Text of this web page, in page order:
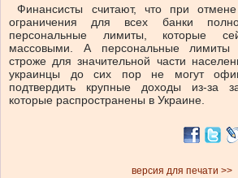
Финансисты считают, что при
ограничения для всех банки
персональные лимиты, которые
массовыми. А персональные лимиты
строже для значительной части
украинцы до сих пор не могут
подтвердить крупные доходы из-за
которые распространены в Украине.
версия для печати >>